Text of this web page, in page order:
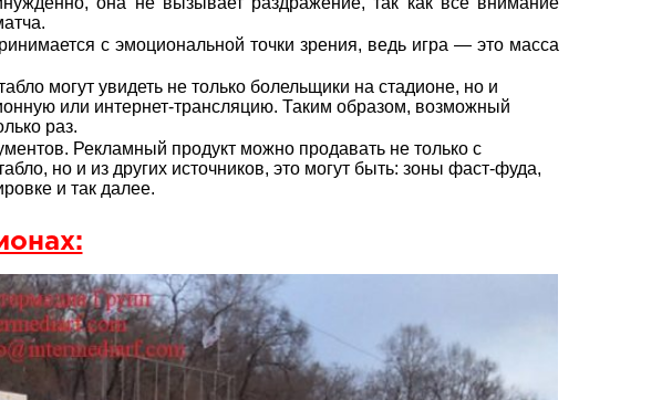
с эмоциональной точки зрения, ведь игра — это масса
могут увидеть не только болельщики на стадионе, но и
или интернет-трансляцию. Таким образом, возможный
раз.
Рекламный продукт можно продавать не только с
но и из других источников, это могут быть: зоны фаст-фуда,
и так далее.